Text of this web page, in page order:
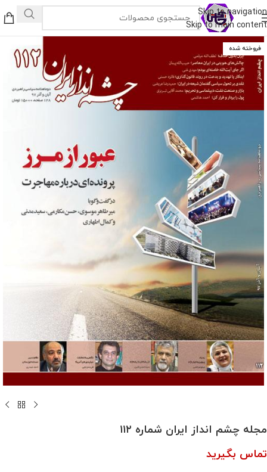
Skip to navigation
Skip to main content
فروخته شده
مجله چشم انداز ایران شماره ۱۱۲
تماس بگیرید